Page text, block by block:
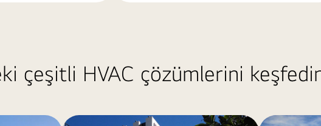
çeşitli HVAC çözümlerini